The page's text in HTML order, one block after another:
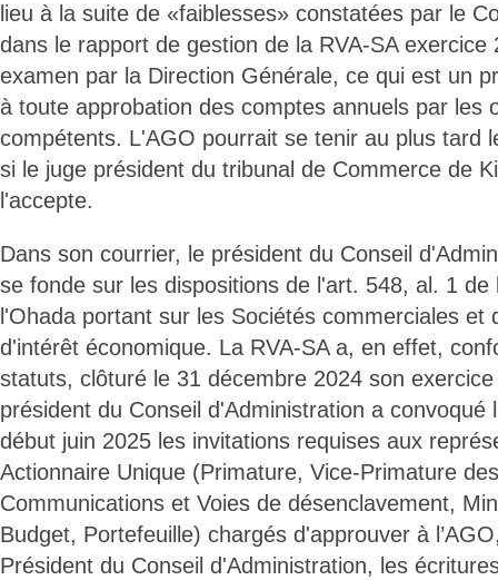
lieu à la suite de «faiblesses» constatées par le
dans le rapport de gestion de la RVA-SA exercice
examen par la Direction Générale, ce qui est un
à toute approbation des comptes annuels par les
compétents. L'AGO pourrait se tenir au plus tard
si le juge président du tribunal de Commerce de
l'accepte.
Dans son courrier, le président du Conseil
se fonde sur les dispositions de l'art. 548, al. 1 de
l'Ohada portant sur les Sociétés commerciales et
d'intérêt économique. La RVA-SA a, en effet,
statuts, clôturé le 31 décembre 2024 son
président du Conseil d'Administration a convoqué
début juin 2025 les invitations requises aux
Actionnaire Unique (Primature, Vice-Primature
Communications et Voies de désenclavement,
Budget, Portefeuille) chargés d'approuver à
Président du Conseil d'Administration, les